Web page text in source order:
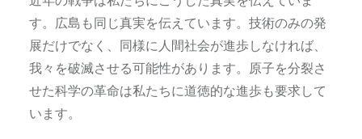
す。広島も同じ真実を伝えています。技術のみの発
展だけでなく、同様に人間社会が進歩しなければ、
我々を破滅させる可能性があります。原子を分裂さ
せた科学の革命は私たちに道徳的な進歩も要求して
います。